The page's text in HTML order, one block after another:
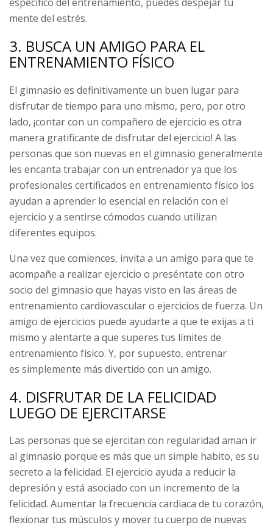
mente del estrés.
3. BUSCA UN AMIGO PARA EL
ENTRENAMIENTO FÍSICO
El gimnasio es definitivamente un buen lugar para
disfrutar de tiempo para uno mismo, pero, por otro
lado, ¡contar con un compañero de ejercicio es otra
manera gratificante de disfrutar del ejercicio! A las
personas que son nuevas en el gimnasio generalmente
les encanta trabajar con un entrenador ya que los
profesionales certificados en entrenamiento físico los
ayudan a aprender lo esencial en relación con el
ejercicio y a sentirse cómodos cuando utilizan
diferentes equipos.
Una vez que comiences, invita a un amigo para que te
acompañe a realizar ejercicio o preséntate con otro
socio del gimnasio que hayas visto en las áreas de
entrenamiento cardiovascular o ejercicios de fuerza. Un
amigo de ejercicios puede ayudarte a que te exijas a ti
mismo y alentarte a que superes tus límites de
entrenamiento físico. Y, por supuesto, entrenar
es simplemente más divertido con un amigo.
4. DISFRUTAR DE LA FELICIDAD
LUEGO DE EJERCITARSE
Las personas que se ejercitan con regularidad aman ir
al gimnasio porque es más que un simple habito, es su
secreto a la felicidad. El ejercicio ayuda a reducir la
depresión y está asociado con un incremento de la
felicidad. Aumentar la frecuencia cardiaca de tu corazón,
flexionar tus músculos y mover tu cuerpo de nuevas